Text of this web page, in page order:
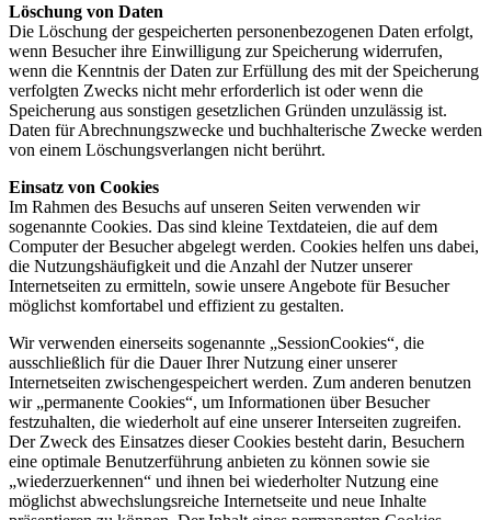
Löschung von Daten
Die Löschung der gespeicherten personenbezogenen Daten erfolgt,
wenn Besucher ihre Einwilligung zur Speicherung widerrufen,
wenn die Kenntnis der Daten zur Erfüllung des mit der Speicherung
verfolgten Zwecks nicht mehr erforderlich ist oder wenn die
Speicherung aus sonstigen gesetzlichen Gründen unzulässig ist.
Daten für Abrechnungszwecke und buchhalterische Zwecke werden
von einem Löschungsverlangen nicht berührt.
Einsatz von Cookies
Im Rahmen des Besuchs auf unseren Seiten verwenden wir
sogenannte Cookies. Das sind kleine Textdateien, die auf dem
Computer der Besucher abgelegt werden. Cookies helfen uns dabei,
die Nutzungshäufigkeit und die Anzahl der Nutzer unserer
Internetseiten zu ermitteln, sowie unsere Angebote für Besucher
möglichst komfortabel und effizient zu gestalten.
Wir verwenden einerseits sogenannte „SessionCookies“, die
ausschließlich für die Dauer Ihrer Nutzung einer unserer
Internetseiten zwischengespeichert werden. Zum anderen benutzen
wir „permanente Cookies“, um Informationen über Besucher
festzuhalten, die wiederholt auf eine unserer Interseiten zugreifen.
Der Zweck des Einsatzes dieser Cookies besteht darin, Besuchern
eine optimale Benutzerführung anbieten zu können sowie sie
„wiederzuerkennen“ und ihnen bei wiederholter Nutzung eine
möglichst abwechslungsreiche Internetseite und neue Inhalte